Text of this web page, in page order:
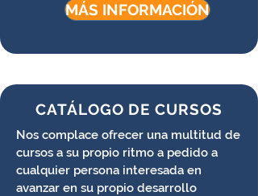
MÁS INFORMACIÓN
CATÁLOGO DE CURSOS
Nos complace ofrecer una multitud de
cursos a su propio ritmo a pedido a
cualquier persona interesada en
avanzar en su propio desarrollo